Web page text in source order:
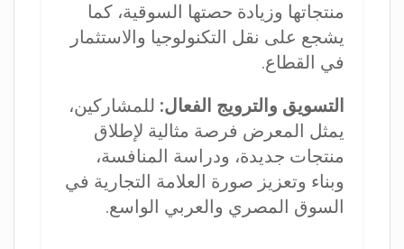
منتجاتها وزيادة حصتها السوقية، كما
يشجع على نقل التكنولوجيا والاستثمار
في القطاع.
التسويق والترويج الفعال: للمشاركين،
يمثل المعرض فرصة مثالية لإطلاق
منتجات جديدة، ودراسة المنافسة،
وبناء وتعزيز صورة العلامة التجارية في
السوق المصري والعربي الواسع.